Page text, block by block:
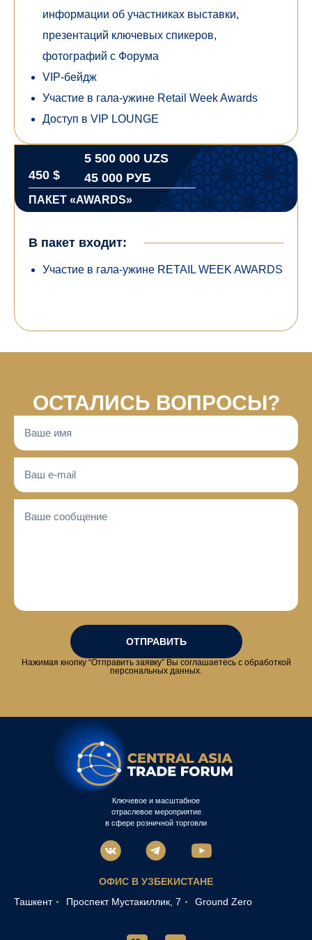
информации об участниках выставки,
презентаций ключевых спикеров,
фотографий с Форума
VIP-бейдж
Участие в гала-ужине Retail Week Awards
Доступ в VIP LOUNGE
450 $
5 500 000 UZS
45 000 РУБ
ПАКЕТ «AWARDS»
В пакет входит:
Участие в гала-ужине RETAIL WEEK AWARDS
ОСТАЛИСЬ ВОПРОСЫ?​
ОТПРАВИТЬ
Нажимая кнопку “Отправить заявку” Вы соглашаетесь с обработкой
персональных данных.
Ключевое и масштабное
отраслевое мероприятие
в сфере розничной торговли
ОФИС В УЗБЕКИСТАНЕ
Ташкент
Проспект Мустакиллик, 7 Ground Zero